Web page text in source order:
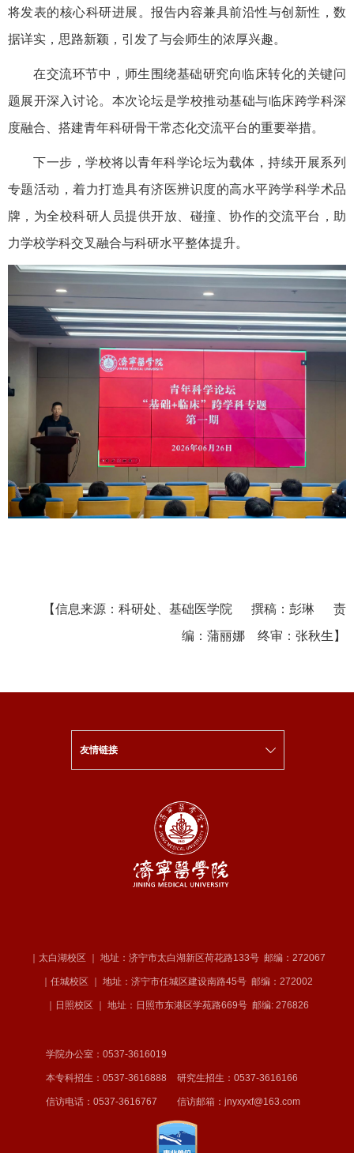
将发表的核心科研进展。报告内容兼具前沿性与创新性，数
据详实，思路新颖，引发了与会师生的浓厚兴趣。
在交流环节中，师生围绕基础研究向临床转化的关键问
题展开深入讨论。本次论坛是学校推动基础与临床跨学科深
度融合、搭建青年科研骨干常态化交流平台的重要举措。
下一步，学校将以青年科学论坛为载体，持续开展系列
专题活动，着力打造具有济医辨识度的高水平跨学科学术品
牌，为全校科研人员提供开放、碰撞、协作的交流平台，助
力学校学科交叉融合与科研水平整体提升。
【信息来源：科研处、基础医学院 撰稿：彭琳 责
编：蒲丽娜 终审：张秋生】
友情链接
｜太白湖校区 ｜ 地址：济宁市太白湖新区荷花路133号 邮编：272067
｜任城校区 ｜ 地址：济宁市任城区建设南路45号 邮编：272002
｜日照校区 ｜ 地址：日照市东港区学苑路669号 邮编: 276826
学院办公室：0537-3616019
本专科招生：0537-3616888 研究生招生：0537-3616166
信访电话：0537-3616767 信访邮箱：jnyxyxf@163.com